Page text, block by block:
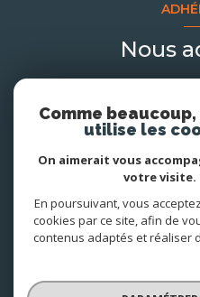
Nous
© 2026 |
Comme
utilise les
On aimerait vous
votre visite.
En poursuivant, vous
cookies par ce site, afin de
contenus adaptés et réaliser